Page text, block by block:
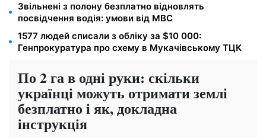
Звільнені з полону безплатно відновлять
посвідчення водія: умови від МВС
1577 людей списали з обліку за $10 000:
Генпрокуратура про схему в Мукачівському ТЦК
По 2 га в одні руки: скільки
українці можуть отримати землі
безплатно і як, докладна
інструкція